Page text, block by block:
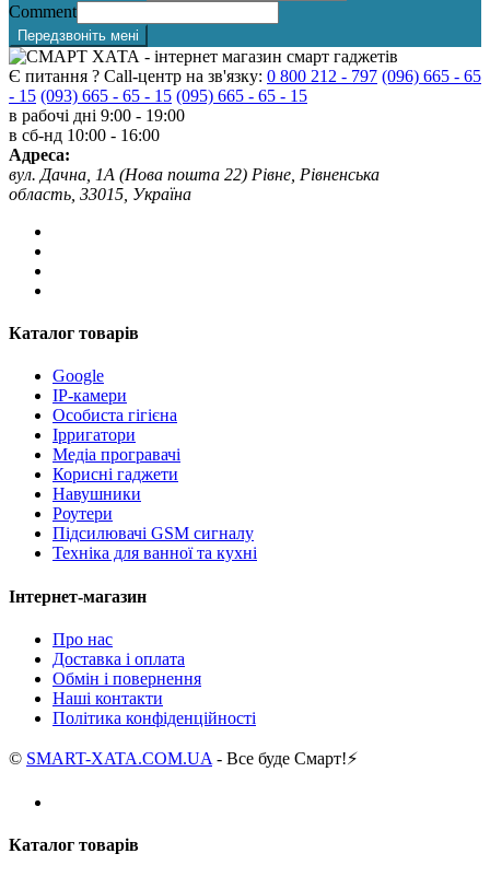
Comment
Передзвоніть мені
Є питання ? Call-центр на зв'язку: 0 800 212 - 797 (096) 665 - 65
- 15 (093) 665 - 65 - 15 (095) 665 - 65 - 15
в рабочі дні 9:00 - 19:00
в сб-нд 10:00 - 16:00
Адреса:
вул. Дачна, 1А (Нова пошта 22) Рівне, Рівненська
область, 33015, Україна
Каталог товарів
Google
IP-камери
Особиста гігієна
Ірригатори
Медіа програвачі
Корисні гаджети
Навушники
Роутери
Підсилювачі GSM сигналу
Техніка для ванної та кухні
Інтернет-магазин
Про нас
Доставка і оплата
Обмін і повернення
Наші контакти
Політика конфіденційності
© SMART-XATA.COM.UA - Все буде Смарт!⚡️
Каталог товарів